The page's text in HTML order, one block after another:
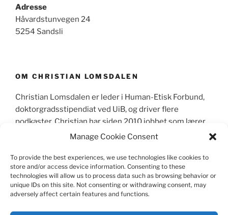
Manage Cookie Consent
To provide the best experiences, we use technologies like cookies to
store and/or access device information. Consenting to these
technologies will allow us to process data such as browsing behavior or
unique IDs on this site. Not consenting or withdrawing consent, may
adversely affect certain features and functions.
Adresse
Håvardstunvegen 24
5254 Sandsli
OM CHRISTIAN LOMSDALEN
Christian Lomsdalen er leder i Human-Etisk Forbund,
doktorgradsstipendiat ved UiB, og driver flere
podkaster. Christian har siden 2010 jobbet som lærer,
primært sett som lektor i videregående skole og
norske aviser.